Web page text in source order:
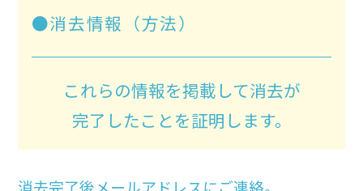
●消去情報（方法）
これらの情報を掲載して消去が
完了したことを証明します。